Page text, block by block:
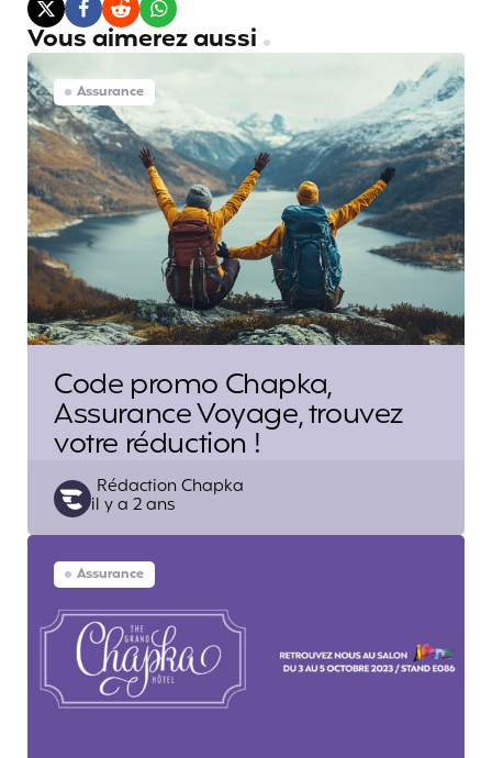
Vous aimerez aussi
Assurance
Code promo Chapka,
Assurance Voyage, trouvez
votre réduction !
Posted
by
Rédaction Chapka
il y a 2 ans
Assurance